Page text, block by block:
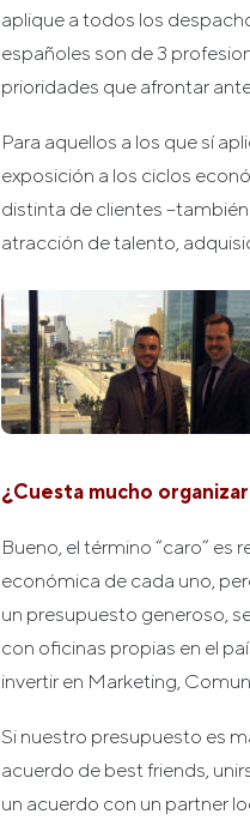
aplique a todos los
españoles son de 3
prioridades que afrontar
Para aquellos a los que sí
exposición a los ciclos
distinta de clientes
atracción de talento,
¿Cuesta mucho
Bueno, el término “caro”
económica de cada uno,
un presupuesto generoso,
con oficinas propias en el
invertir en Marketing,
Si nuestro presupuesto es
acuerdo de best friends,
un acuerdo con un partner